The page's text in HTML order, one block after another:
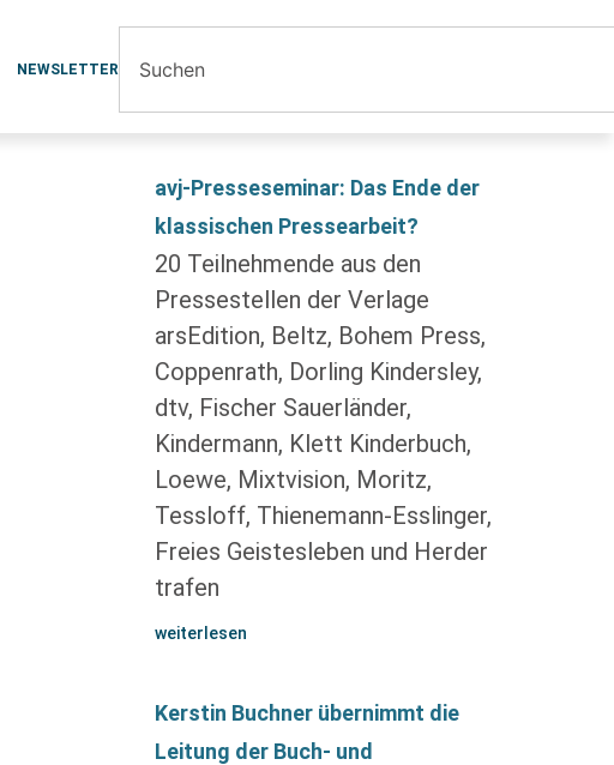
NEWSLETTER
avj-Presseseminar: Das Ende der
klassischen Pressearbeit?
20 Teilnehmende aus den
Pressestellen der Verlage
arsEdition, Beltz, Bohem Press,
Coppenrath, Dorling Kindersley,
dtv, Fischer Sauerländer,
Kindermann, Klett Kinderbuch,
Loewe, Mixtvision, Moritz,
Tessloff, Thienemann-Esslinger,
Freies Geistesleben und Herder
trafen
weiterlesen
Kerstin Buchner übernimmt die
Leitung der Buch- und